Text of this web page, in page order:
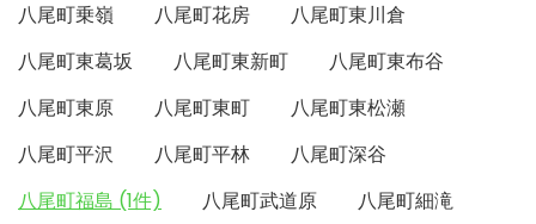
八尾町乗嶺
八尾町花房
八尾町東川倉
八尾町東葛坂
八尾町東新町
八尾町東布谷
八尾町東原
八尾町東町
八尾町東松瀬
八尾町平沢
八尾町平林
八尾町深谷
八尾町福島 (1件)
八尾町武道原
八尾町細滝